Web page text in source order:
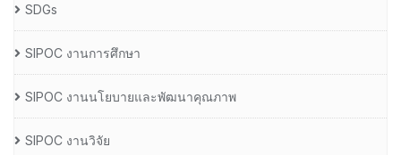
SDGs
SIPOC งานการศึกษา
SIPOC งานนโยบายและพัฒนาคุณภาพ
SIPOC งานวิจัย